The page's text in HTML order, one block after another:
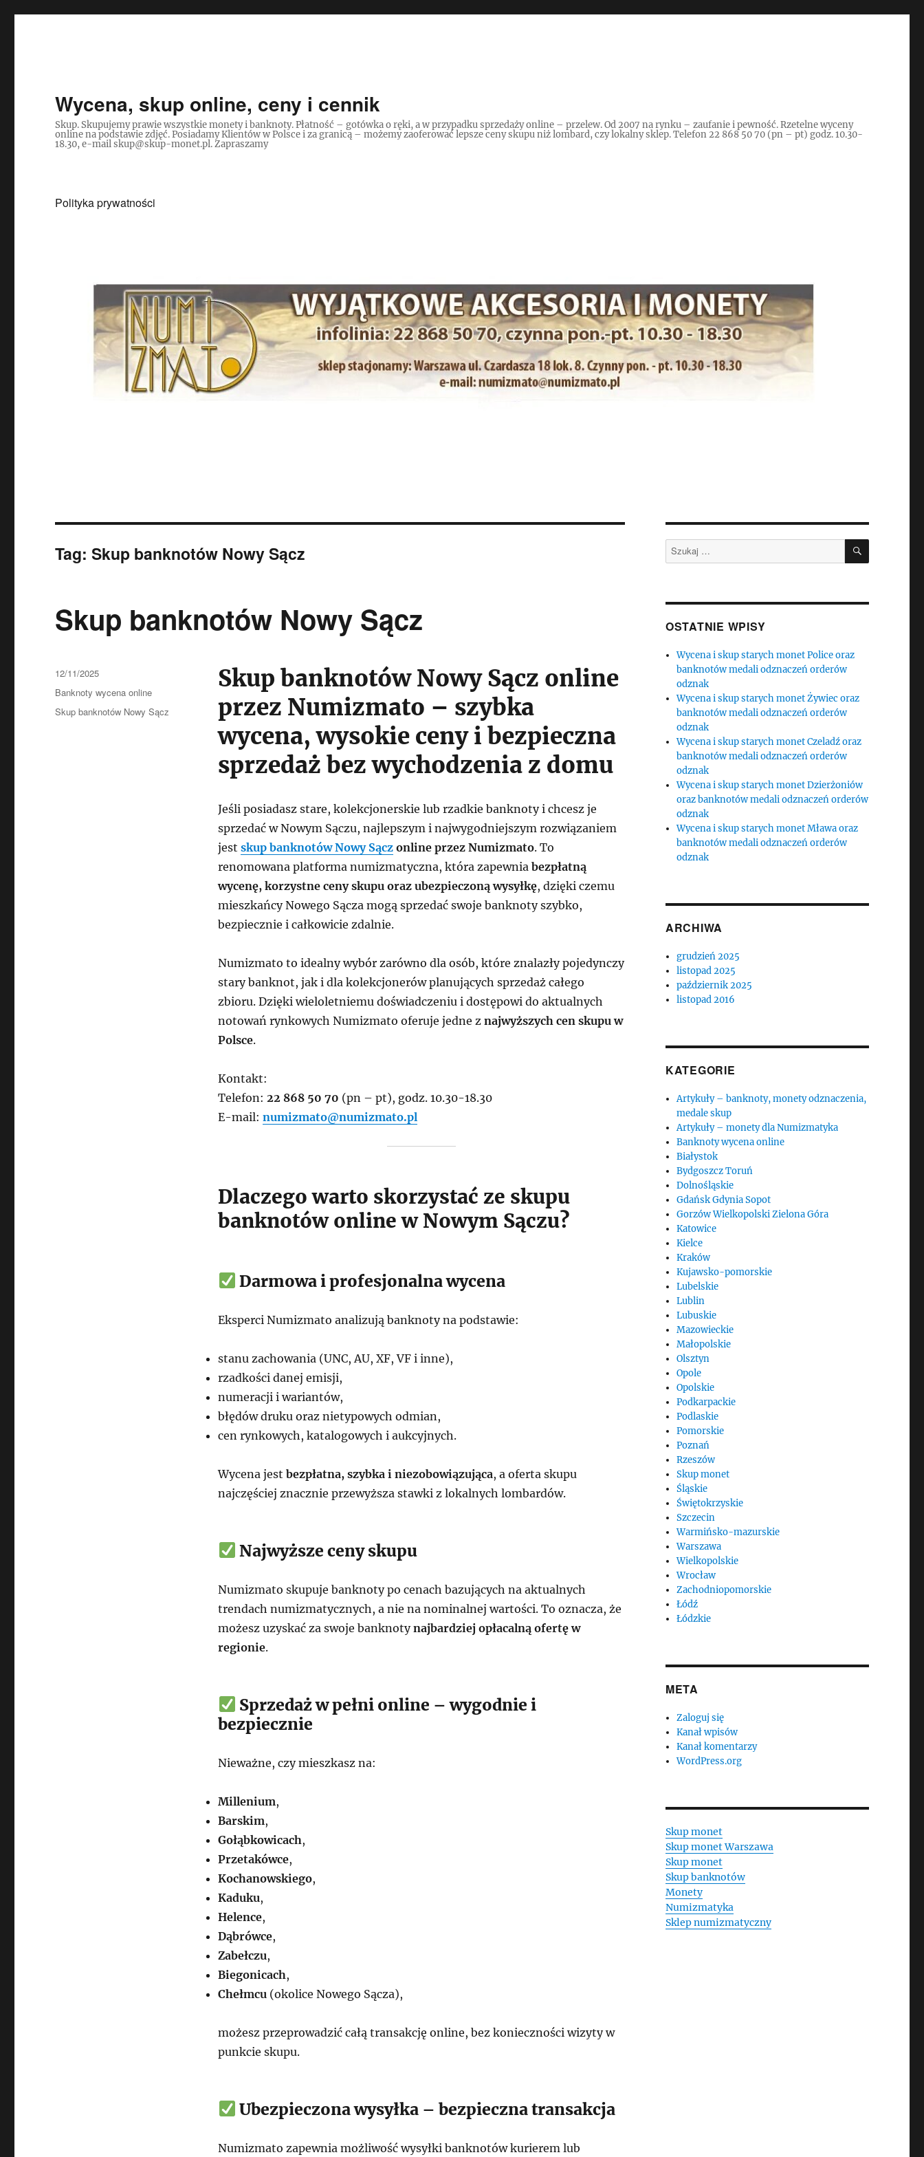
Wycena, skup online, ceny i cennik
Skup. Skupujemy prawie wszystkie monety i banknoty. Płatność – gotówka o ręki, a w przypadku sprzedaży online – przelew. Od 2007 na rynku – zaufanie i pewność. Rzetelne wyceny
online na podstawie zdjęć. Posiadamy Klientów w Polsce i za granicą – możemy zaoferować lepsze ceny skupu niż lombard, czy lokalny sklep. Telefon 22 868 50 70 (pn – pt) godz. 10.30-
18.30, e-mail skup@skup-monet.pl. Zapraszamy
Polityka prywatności
Tag:Skup banknotów Nowy Sącz
Skup banknotów Nowy Sącz
Skup banknotów Nowy Sącz online
przez Numizmato – szybka
wycena, wysokie ceny i bezpieczna
sprzedaż bez wychodzenia z domu
Jeśli posiadasz stare, kolekcjonerskie lub rzadkie banknoty i chcesz je
sprzedać w Nowym Sączu, najlepszym i najwygodniejszym rozwiązaniem
jest skup banknotów Nowy Sączonline przez Numizmato. To
renomowana platforma numizmatyczna, która zapewnia bezpłatną
wycenę, korzystne ceny skupu oraz ubezpieczoną wysyłkę, dzięki czemu
mieszkańcy Nowego Sącza mogą sprzedać swoje banknoty szybko,
bezpiecznie i całkowicie zdalnie.
Numizmato to idealny wybór zarówno dla osób, które znalazły pojedynczy
stary banknot, jak i dla kolekcjonerów planujących sprzedaż całego
zbioru. Dzięki wieloletniemu doświadczeniu i dostępowi do aktualnych
notowań rynkowych Numizmato oferuje jedne z najwyższych cen skupu w
Polsce.
Kontakt:
Telefon: 22 868 50 70 (pn – pt), godz. 10.30-18.30
E-mail: numizmato@numizmato.pl
Dlaczego warto skorzystać ze skupu
banknotów online w Nowym Sączu?
Darmowa i profesjonalna wycena
Eksperci Numizmato analizują banknoty na podstawie:
stanu zachowania (UNC, AU, XF, VF i inne),
rzadkości danej emisji,
numeracji i wariantów,
błędów druku oraz nietypowych odmian,
cen rynkowych, katalogowych i aukcyjnych.
Wycena jest bezpłatna, szybka i niezobowiązująca, a oferta skupu
najczęściej znacznie przewyższa stawki z lokalnych lombardów.
Najwyższe ceny skupu
Numizmato skupuje banknoty po cenach bazujących na aktualnych
trendach numizmatycznych, a nie na nominalnej wartości. To oznacza, że
możesz uzyskać za swoje banknotynajbardziej opłacalną ofertę w
regionie.
Sprzedaż w pełni online – wygodnie i
bezpiecznie
Nieważne, czy mieszkasz na:
Millenium,
Barskim,
Gołąbkowicach,
Przetakówce,
Kochanowskiego,
Kaduku,
Helence,
Dąbrówce,
Zabełczu,
Biegonicach,
Chełmcu(okolice Nowego Sącza),
możesz przeprowadzić całą transakcję online, bez konieczności wizyty w
punkcie skupu.
Ubezpieczona wysyłka – bezpieczna transakcja
Numizmato zapewnia możliwość wysyłki banknotów kurierem lub
Data
publikacji
12/11/2025
Kategorie
Banknoty wycena online
Tagi
Skup banknotów Nowy Sącz
Szukaj: SZUKAJ
OSTATNIE WPISY
Wycena i skup starych monet Police oraz
banknotów medali odznaczeń orderów
odznak
Wycena i skup starych monet Żywiec oraz
banknotów medali odznaczeń orderów
odznak
Wycena i skup starych monet Czeladź oraz
banknotów medali odznaczeń orderów
odznak
Wycena i skup starych monet Dzierżoniów
oraz banknotów medali odznaczeń orderów
odznak
Wycena i skup starych monet Mława oraz
banknotów medali odznaczeń orderów
odznak
ARCHIWA
grudzień 2025
listopad 2025
październik 2025
listopad 2016
KATEGORIE
Artykuły – banknoty, monety odznaczenia,
medale skup
Artykuły – monety dla Numizmatyka
Banknoty wycena online
Białystok
Bydgoszcz Toruń
Dolnośląskie
Gdańsk Gdynia Sopot
Gorzów Wielkopolski Zielona Góra
Katowice
Kielce
Kraków
Kujawsko-pomorskie
Lubelskie
Lublin
Lubuskie
Mazowieckie
Małopolskie
Olsztyn
Opole
Opolskie
Podkarpackie
Podlaskie
Pomorskie
Poznań
Rzeszów
Skup monet
Śląskie
Świętokrzyskie
Szczecin
Warmińsko-mazurskie
Warszawa
Wielkopolskie
Wrocław
Zachodniopomorskie
Łódź
Łódzkie
META
Zaloguj się
Kanał wpisów
Kanał komentarzy
WordPress.org
Skup monet
Skup monet Warszawa
Skup monet
Skup banknotów
Monety
Numizmatyka
Sklep numizmatyczny